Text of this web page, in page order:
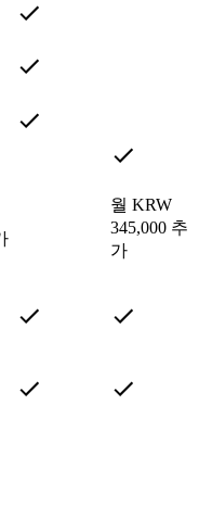
월 KRW
345,000 추
가